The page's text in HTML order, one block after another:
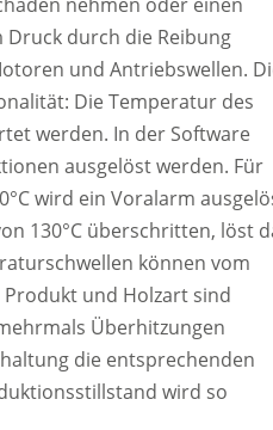
durch die Reibung
und Antriebswellen.
Die Temperatur des
werden. In der Software
ausgelöst werden. Für
wird ein Voralarm
130°C überschritten, löst
können vom
und Holzart sind
Überhitzungen
die entsprechenden
wird so